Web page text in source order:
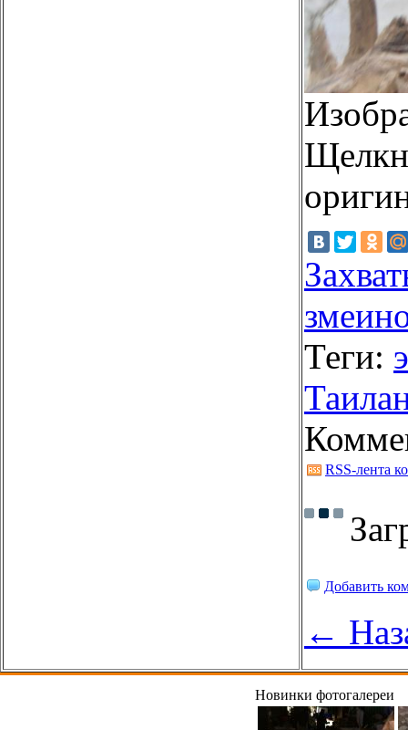
Теги:
RSS-лента
Добавить
←
Новинки фотогалереи